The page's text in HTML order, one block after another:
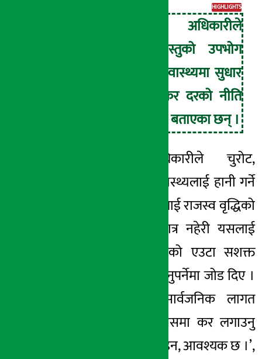
HIGHLIGHTS
शिवराज अधिकारीले
हानिकारक वस्तुको उपभोग
घटाउन र जनस्वास्थ्यमा सुधार
ल्याउन उच्च कर दरको नीति
अनिवार्य भएको बताएका छन् ।
पूर्वउपाध्यक्ष अधिकारीले चुरोट,
मदिरालगायतका स्वास्थ्यलाईहानीगर्ने
वस्तुमा लगाइने करलाई राजस्व वृद्धिको
औजारका रूपमा मात्र नहेरी यसलाई
परिवर्तन’ को एउटा सशक्त
माध्यमका रूपमा बुझ्नुपर्नेमा जोड दिए ।
‘निजी उपभोगले सार्वजनिक लागत
सिर्जना गर्छ भने त्यसमा कर लगाउनु
केवल उचित मात्र होइन, आवश्यक छ ।’,